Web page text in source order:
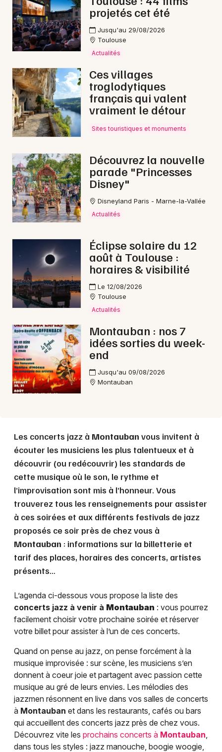
Sorties & loisirs
Jazz dans le Tarn-et-Garonne
Jazz en Midi-Pyrénées
Jazz en Occitanie
Newsletter des sorties
Artistes en tournée
Actus à Montauban
82 - Tarn-et-Garonne
Choisir mes départements
Mon email
projetés cet été
Jusqu'au 29/08/2026
Toulouse
Actualités
Ces villages
troglodytiques
français qui valent
vraiment le détour
Sites touristiques et monuments
Découvrez la nouvelle
parade "Princesses
Disney"
Disneyland Paris - Marne-la-Vallée
Actualités
Éclipse solaire du 12
août à Toulouse :
horaires & visibilité
Le 12/08/2026
Toulouse
Actualités
Montauban : nos 7
idées sorties du week-
end
Jusqu'au 09/08/2026
Montauban
Les concerts jazz à Montauban vous invitent à
écouter les musiciens les plus talentueux et à
découvrir (ou redécouvrir) les standards de
cette musique où le son, le rythme et
l’improvisation sont mis à l’honneur. Vous
trouverez tous les renseignements pour assister
à ces soirées et aux différents festivals de jazz
proposés ce soir près de chez vous à
Montauban : informations sur la billetterie et
tarif des places, horaires des concerts, artistes
présents…
L’agenda ci-dessous vous propose la liste des
concerts jazz à venir à Montauban : vous pourrez
facilement choisir votre prochaine soirée et réserver
votre billet pour assister à l’un de ces concerts.
Quand on pense au jazz, on pense forcément à la
musique improvisée : sur scène, les musiciens s’en
donnent à coeur joie et partagent avec passion cette
musique au gré de leurs envies. Les mélodies des
jazzmen résonnent en live dans vos salles de concerts
à Montauban et dans les restaurants, cafés ou bars
qui accueillent des concerts jazz près de chez vous.
Découvrez vite les prochains concerts à Montauban,
dans tous les styles : jazz manouche, boogie woogie,